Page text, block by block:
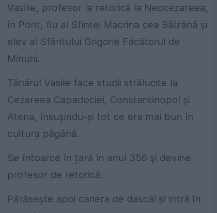
Vasilie, profesor la retorică la Neocezareea,
în Pont, fiu al Sfintei Macrina cea Bătrână și
elev al Sfântului Grigorie Făcătorul de
Minuni.
Tânărul Vasile face studii strălucite la
Cezareea Capadociei, Constantinopol și
Atena, însușindu-și tot ce era mai bun în
cultura păgână.
Se întoarce în țară în anul 356 și devine
profesor de retorică.
Părăsește apoi cariera de dascăl și intră în